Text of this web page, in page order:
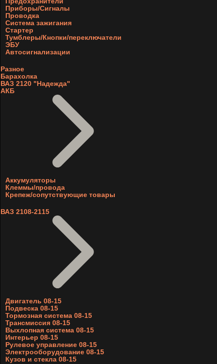
Приборы/Сигналы
Проводка
Система зажигания
Стартер
Тумблеры/Кнопки/переключатели
ЭБУ
Автосигнализации
Разное
Барахолка
ВАЗ 2120 "Надежда"
АКБ
Аккумуляторы
Клеммы/провода
Крепеж/сопутствующие товары
ВАЗ 2108-2115
Двигатель 08-15
Подвеска 08-15
Тормозная система 08-15
Трансмиссия 08-15
Выхлопная система 08-15
Интерьер 08-15
Рулевое управление 08-15
Электрооборудование 08-15
Кузов и стекла 08-15